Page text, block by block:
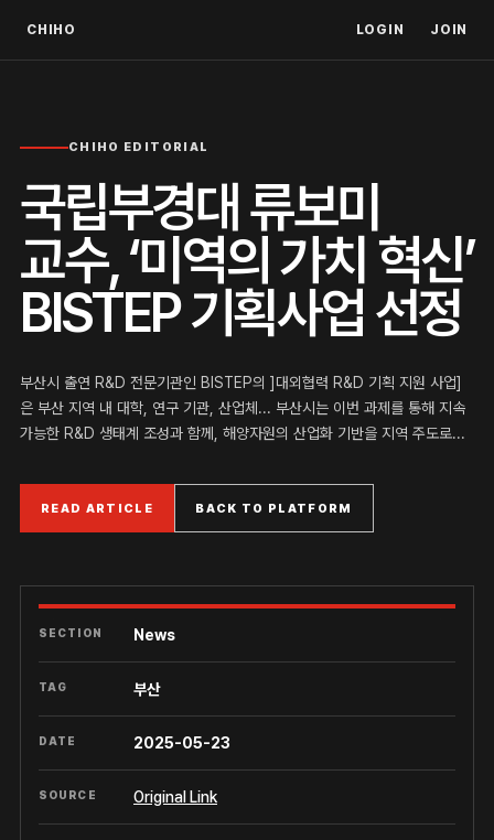
CHIHO LOGIN JOIN
CHIHO EDITORIAL
국립부경대 류보미
교수, ‘미역의 가치 혁신’
BISTEP 기획사업 선정
부산시 출연 R&D 전문기관인 BISTEP의 ]대외협력 R&D 기획 지원 사업]
은 부산 지역 내 대학, 연구 기관, 산업체... 부산시는 이번 과제를 통해 지속
가능한 R&D 생태계 조성과 함께, 해양자원의 산업화 기반을 지역 주도로...
READ ARTICLE BACK TO PLATFORM
SECTION News
TAG 부산
DATE 2025-05-23
SOURCE Original Link